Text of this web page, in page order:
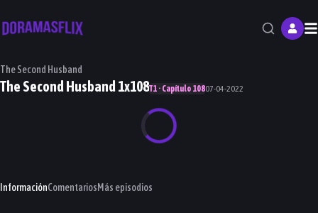
The Second Husband
The Second Husband 1x108T1 · Capítulo 10807-04-2022
InformaciónComentariosMás episodios